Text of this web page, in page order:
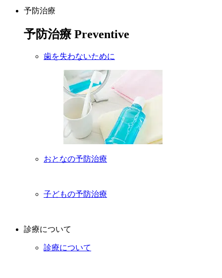
予防治療
予防治療 Preventive
歯を失わないために
おとなの予防治療
子どもの予防治療
診療について
診療について